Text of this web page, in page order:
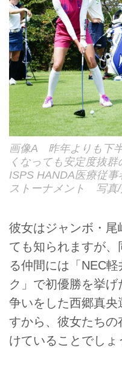
画像A 昨年よりも下
くなっても安定度抜
ISPS HANDA医療従
ストーナメント 写真/
彼女はジャンボ・尾
ても知られますが
る仲間には「NEC
ク」で初優勝を挙
争いをした西郷真央
すから、彼女たち
けていることでしょ